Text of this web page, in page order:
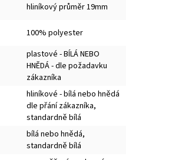
hliníkový průměr 19mm
100% polyester
plastové - BÍLÁ NEBO
HNĚDÁ - dle požadavku
zákazníka
hliníkové - bílá nebo hnědá
dle přání zákazníka,
standardně bílá
bílá nebo hnědá,
standardně bílá